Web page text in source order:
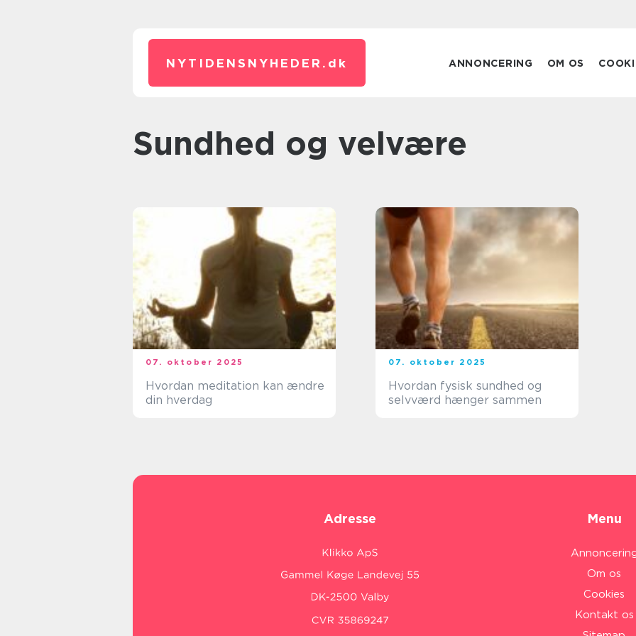
NYTIDENSNYHEDER. dk ANNONCERING OM OS
Sundhed og velvære
07. oktober 2025
Hvordan meditation kan ændre
din hverdag
07. oktober 2025
Hvordan fysisk sundhed og
selvværd hænger sammen
Adresse Menu
Om os
Cookies
Kontakt os